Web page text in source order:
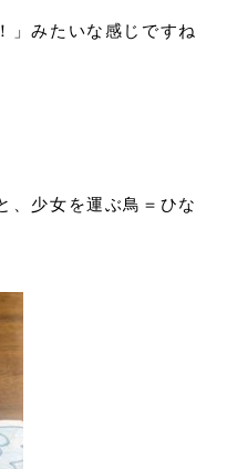
」みたいな感じですね
、少女を運ぶ鳥＝ひな